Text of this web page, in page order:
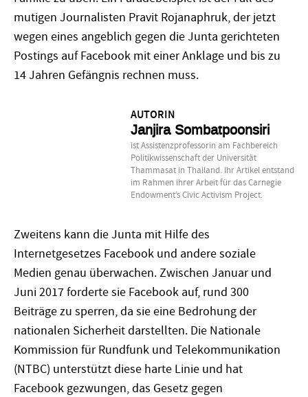
mutigen Journalisten Pravit Rojanaphruk, der jetzt
wegen eines angeblich gegen die Junta gerichteten
Postings auf Facebook mit einer Anklage und bis zu
14 Jahren Gefängnis rechnen muss.
AUTORIN
Janjira Sombatpoonsiri
ist Assistenzprofessorin am Fachbereich
Politikwissenschaft der Universität
Thammasat in Thailand. Ihr Artikel entstand
im Rahmen ihrer Arbeit für das Carnegie
Endowment’s Civic Activism Project.
Zweitens kann die Junta mit Hilfe des
Internetgesetzes Facebook und andere soziale
Medien genau überwachen. Zwischen Januar und
Juni 2017 forderte sie Facebook auf, rund 300
Beiträge zu sperren, da sie eine Bedrohung der
nationalen Sicherheit darstellten. Die Nationale
Kommission für Rundfunk und Telekommunikation
(NTBC) unterstützt diese harte Linie und hat
Facebook gezwungen, das Gesetz gegen